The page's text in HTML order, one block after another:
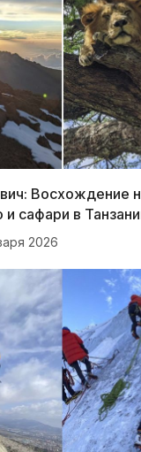
Восхождение
сафари в
2026